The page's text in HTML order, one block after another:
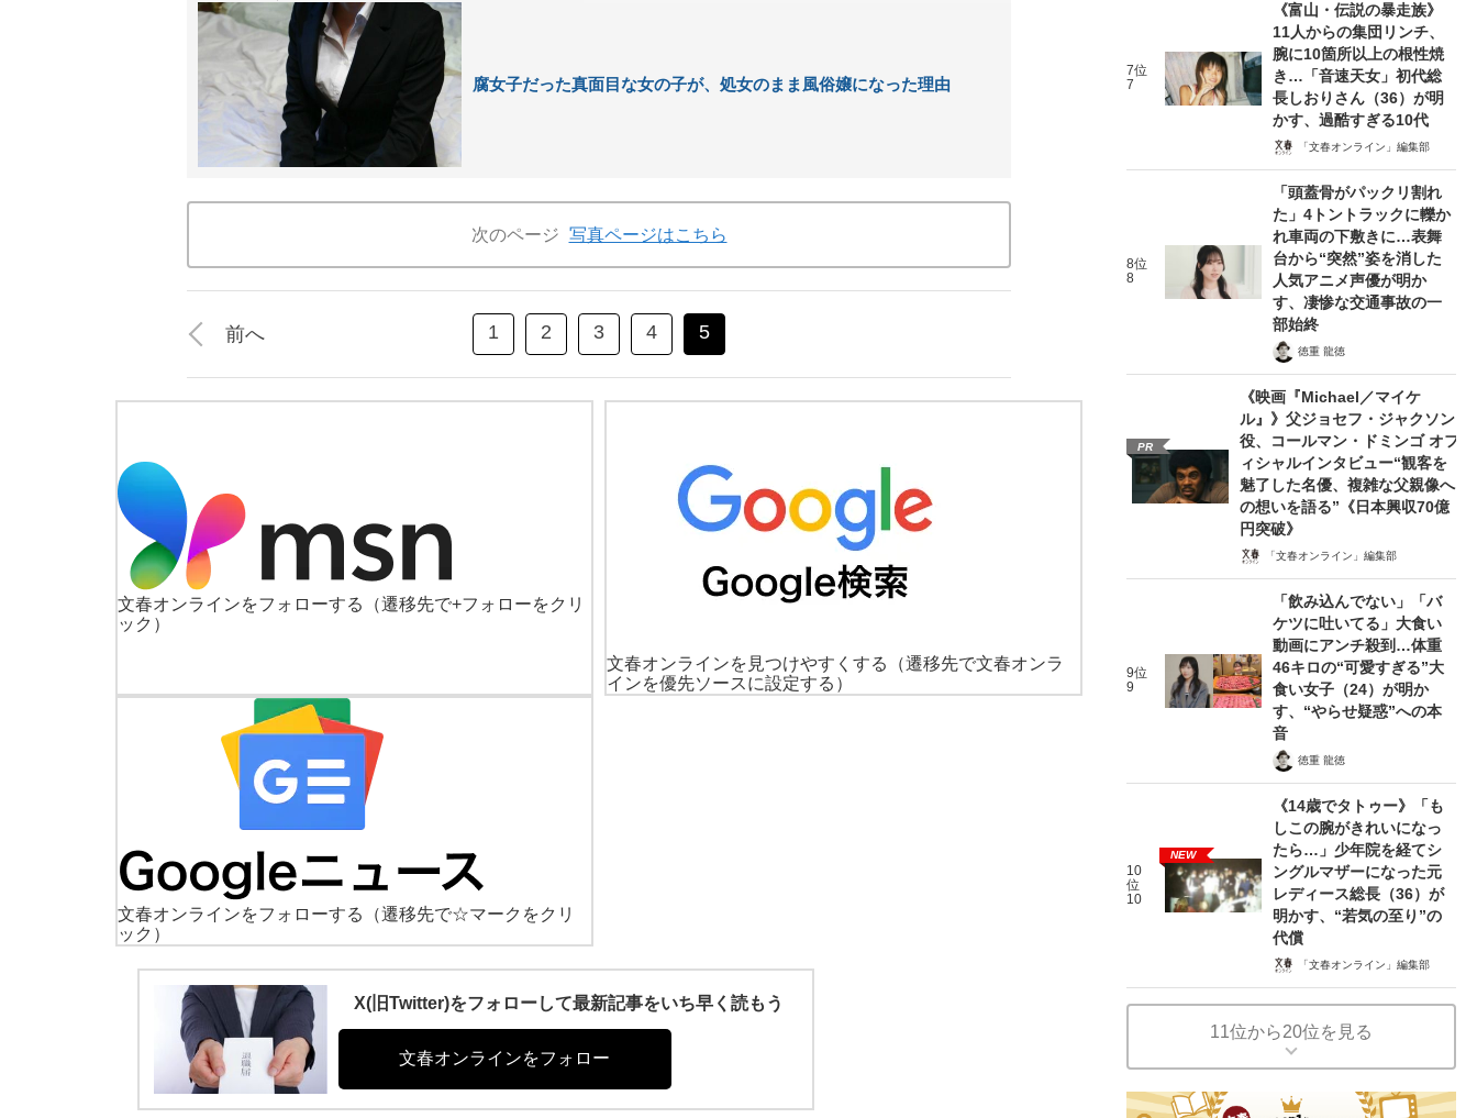
腐女子だった真面目な女の子が、処女のまま風俗嬢になった理由
次のページ 写真ページはこちら
前へ 1 2 3 4 5
文春オンラインをフォローする
（遷移先で+フォローをクリ
ック）
文春オンラインを見つけやすくする
（遷移先で文春オンラ
インを優先ソースに設定する）
文春オンラインをフォローする
（遷移先で☆マークをクリ
ック）
X(旧Twitter)をフォローして最新記事をいち早く読もう
文春オンラインをフォロー
7位
7
《富山・伝説の暴走族》
11人からの集団リンチ、
腕に10箇所以上の根性焼
き…「音速天女」初代総
長しおりさん（36）が明
かす、過酷すぎる10代
「文春オンライン」編集部
8位
8
「頭蓋骨がパックリ割れ
た」4トントラックに轢か
れ車両の下敷きに…表舞
台から“突然”姿を消した
人気アニメ声優が明か
す、凄惨な交通事故の一
部始終
徳重 龍徳
PR
《映画『Michael／マイケ
ル』》父ジョセフ・ジャクソン
役、コールマン・ドミンゴ オフ
ィシャルインタビュー“観客を
魅了した名優、複雑な父親像へ
の想いを語る”《日本興収70億
円突破》
「文春オンライン」編集部
9位
9
「飲み込んでない」「バ
ケツに吐いてる」大食い
動画にアンチ殺到…体重
46キロの“可愛すぎる”大
食い女子（24）が明か
す、“やらせ疑惑”への本
音
徳重 龍徳
10
位
10
NEW
《14歳でタトゥー》「も
しこの腕がきれいになっ
たら…」少年院を経てシ
ングルマザーになった元
レディース総長（36）が
明かす、“若気の至り”の
代償
「文春オンライン」編集部
11位から20位を見る